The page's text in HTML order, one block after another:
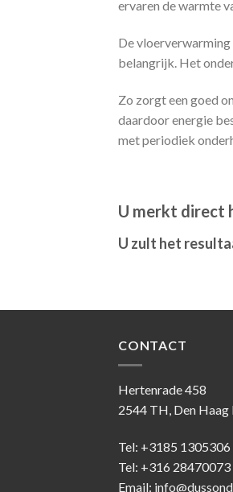
ervaren de warmte
De
belangrijk. Het
Zo zorgt een goed
daardoor energie
met periodiek
U merkt direct
U zult het
CONTACT
Hertenrade 458
2544 TH, Den
Tel: +3185 1305306
Tel: +316
Email: